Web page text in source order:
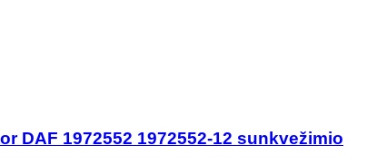
DAF 1972552 1972552-12 sunkvežimio